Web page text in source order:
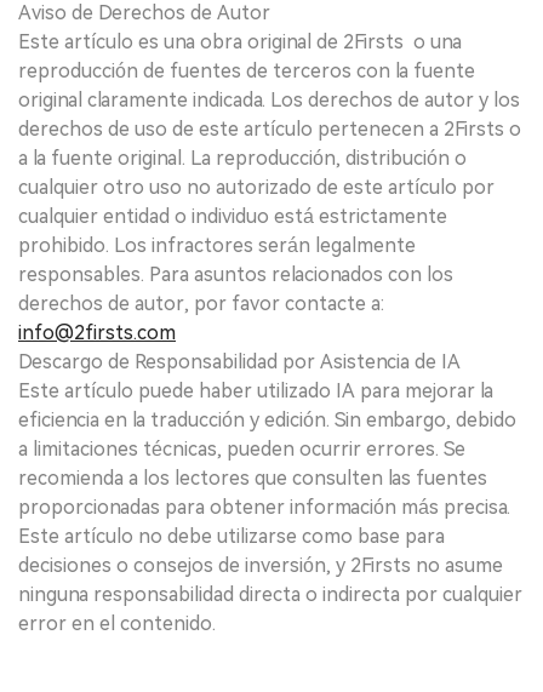
Aviso de Derechos de Autor
Este artículo es una obra original de 2Firsts o una
reproducción de fuentes de terceros con la fuente
original claramente indicada. Los derechos de autor y los
derechos de uso de este artículo pertenecen a 2Firsts o
a la fuente original. La reproducción, distribución o
cualquier otro uso no autorizado de este artículo por
cualquier entidad o individuo está estrictamente
prohibido. Los infractores serán legalmente
responsables. Para asuntos relacionados con los
derechos de autor, por favor contacte a:
info@2firsts.com
Descargo de Responsabilidad por Asistencia de IA
Este artículo puede haber utilizado IA para mejorar la
eficiencia en la traducción y edición. Sin embargo, debido
a limitaciones técnicas, pueden ocurrir errores. Se
recomienda a los lectores que consulten las fuentes
proporcionadas para obtener información más precisa.
Este artículo no debe utilizarse como base para
decisiones o consejos de inversión, y 2Firsts no asume
ninguna responsabilidad directa o indirecta por cualquier
error en el contenido.